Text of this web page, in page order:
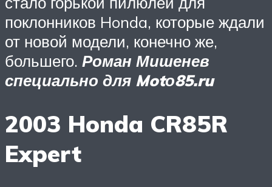
поклонников Honda, которые ждали
от новой модели, конечно же,
большего. Роман Мишенев
специально для Motо85.ru
2003 Honda CR85R
Expert